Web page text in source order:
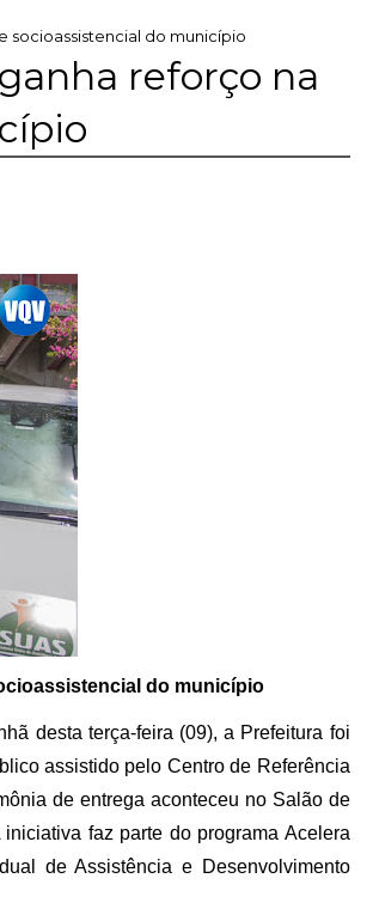
socioassistencial do município
reforço na
do município
desta terça-feira (09), a Prefeitura foi
assistido pelo Centro de Referência
de entrega aconteceu no Salão de
faz parte do programa Acelera
de Assistência e Desenvolvimento